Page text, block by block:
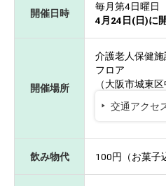
開催日時
毎月第4日曜
4月24日(日)に
開催場所
介護老人保健
フロア
（大阪市城東
交通アクセ
飲み物代 100円（お菓子